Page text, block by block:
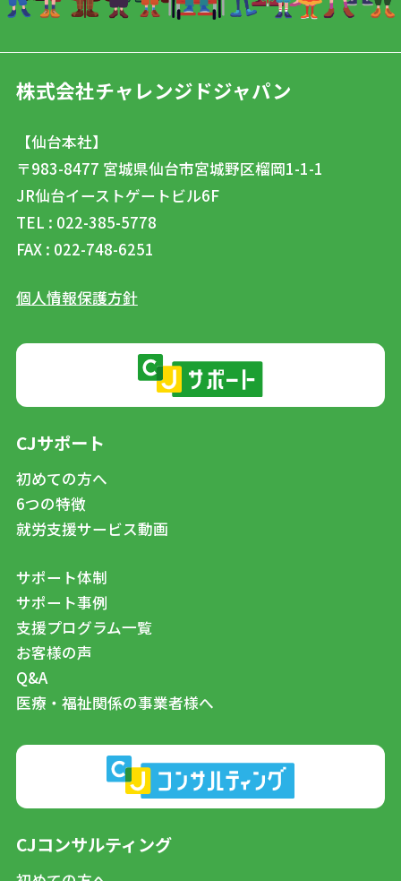
株式会社チャレンジドジャパン
【仙台本社】
〒983-8477 宮城県仙台市宮城野区榴岡1-1-1
JR仙台イーストゲートビル6F
TEL : 022-385-5778
FAX : 022-748-6251
個人情報保護方針
CJサポート
初めての方へ
6つの特徴
就労支援サービス動画
サポート体制
サポート事例
支援プログラム一覧
お客様の声
Q&A
医療・福祉関係の事業者様へ
CJコンサルティング